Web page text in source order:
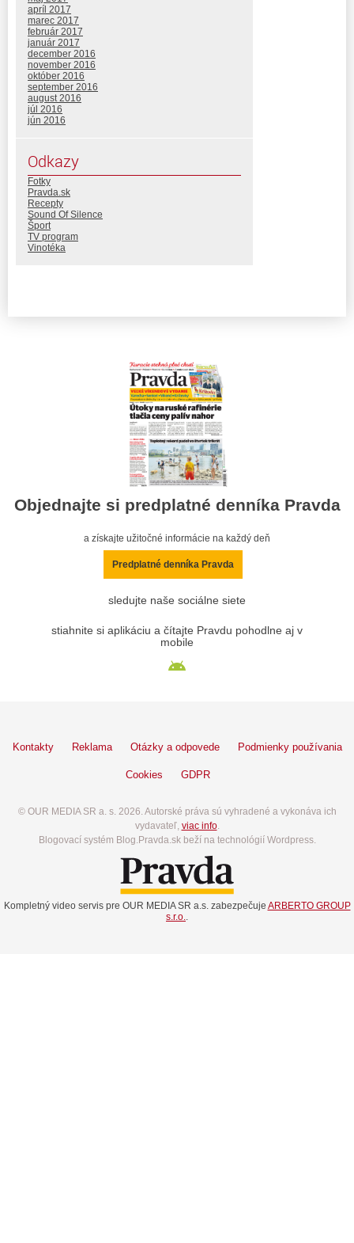
apríl 2017
marec 2017
február 2017
január 2017
december 2016
november 2016
október 2016
september 2016
august 2016
júl 2016
jún 2016
Odkazy
Fotky
Pravda.sk
Recepty
Sound Of Silence
Šport
TV program
Vinotéka
Objednajte si predplatné denníka Pravda
a získajte užitočné informácie na každý deň
Predplatné denníka Pravda
sledujte naše sociálne siete
stiahnite si aplikáciu a čítajte Pravdu pohodlne aj v
mobile
Kontakty Reklama Otázky a odpovede Podmienky používania
Cookies GDPR
© OUR MEDIA SR a. s. 2026. Autorské práva sú vyhradené a vykonáva ich
vydavateľ, viac info.
Blogovací systém Blog.Pravda.sk beží na technológií Wordpress.
Kompletný video servis pre OUR MEDIA SR a.s. zabezpečuje ARBERTO GROUP
s.r.o..